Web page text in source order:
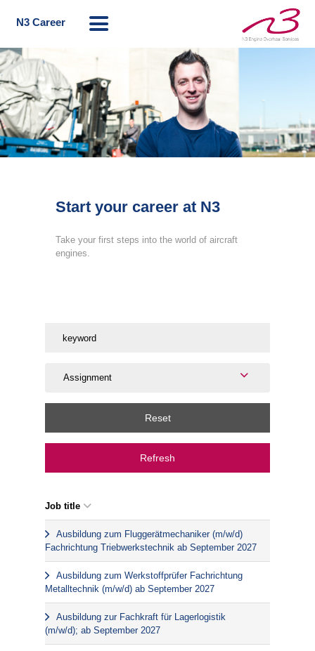
N3 Career
Start your career at N3
Take your first steps into the world of aircraft
engines.
Assignment
Reset
Refresh
Job title
Ausbildung zum Fluggerätmechaniker (m/w/d)
Fachrichtung Triebwerkstechnik ab September 2027
Ausbildung zum Werkstoffprüfer Fachrichtung
Metalltechnik (m/w/d) ab September 2027
Ausbildung zur Fachkraft für Lagerlogistik
(m/w/d); ab September 2027